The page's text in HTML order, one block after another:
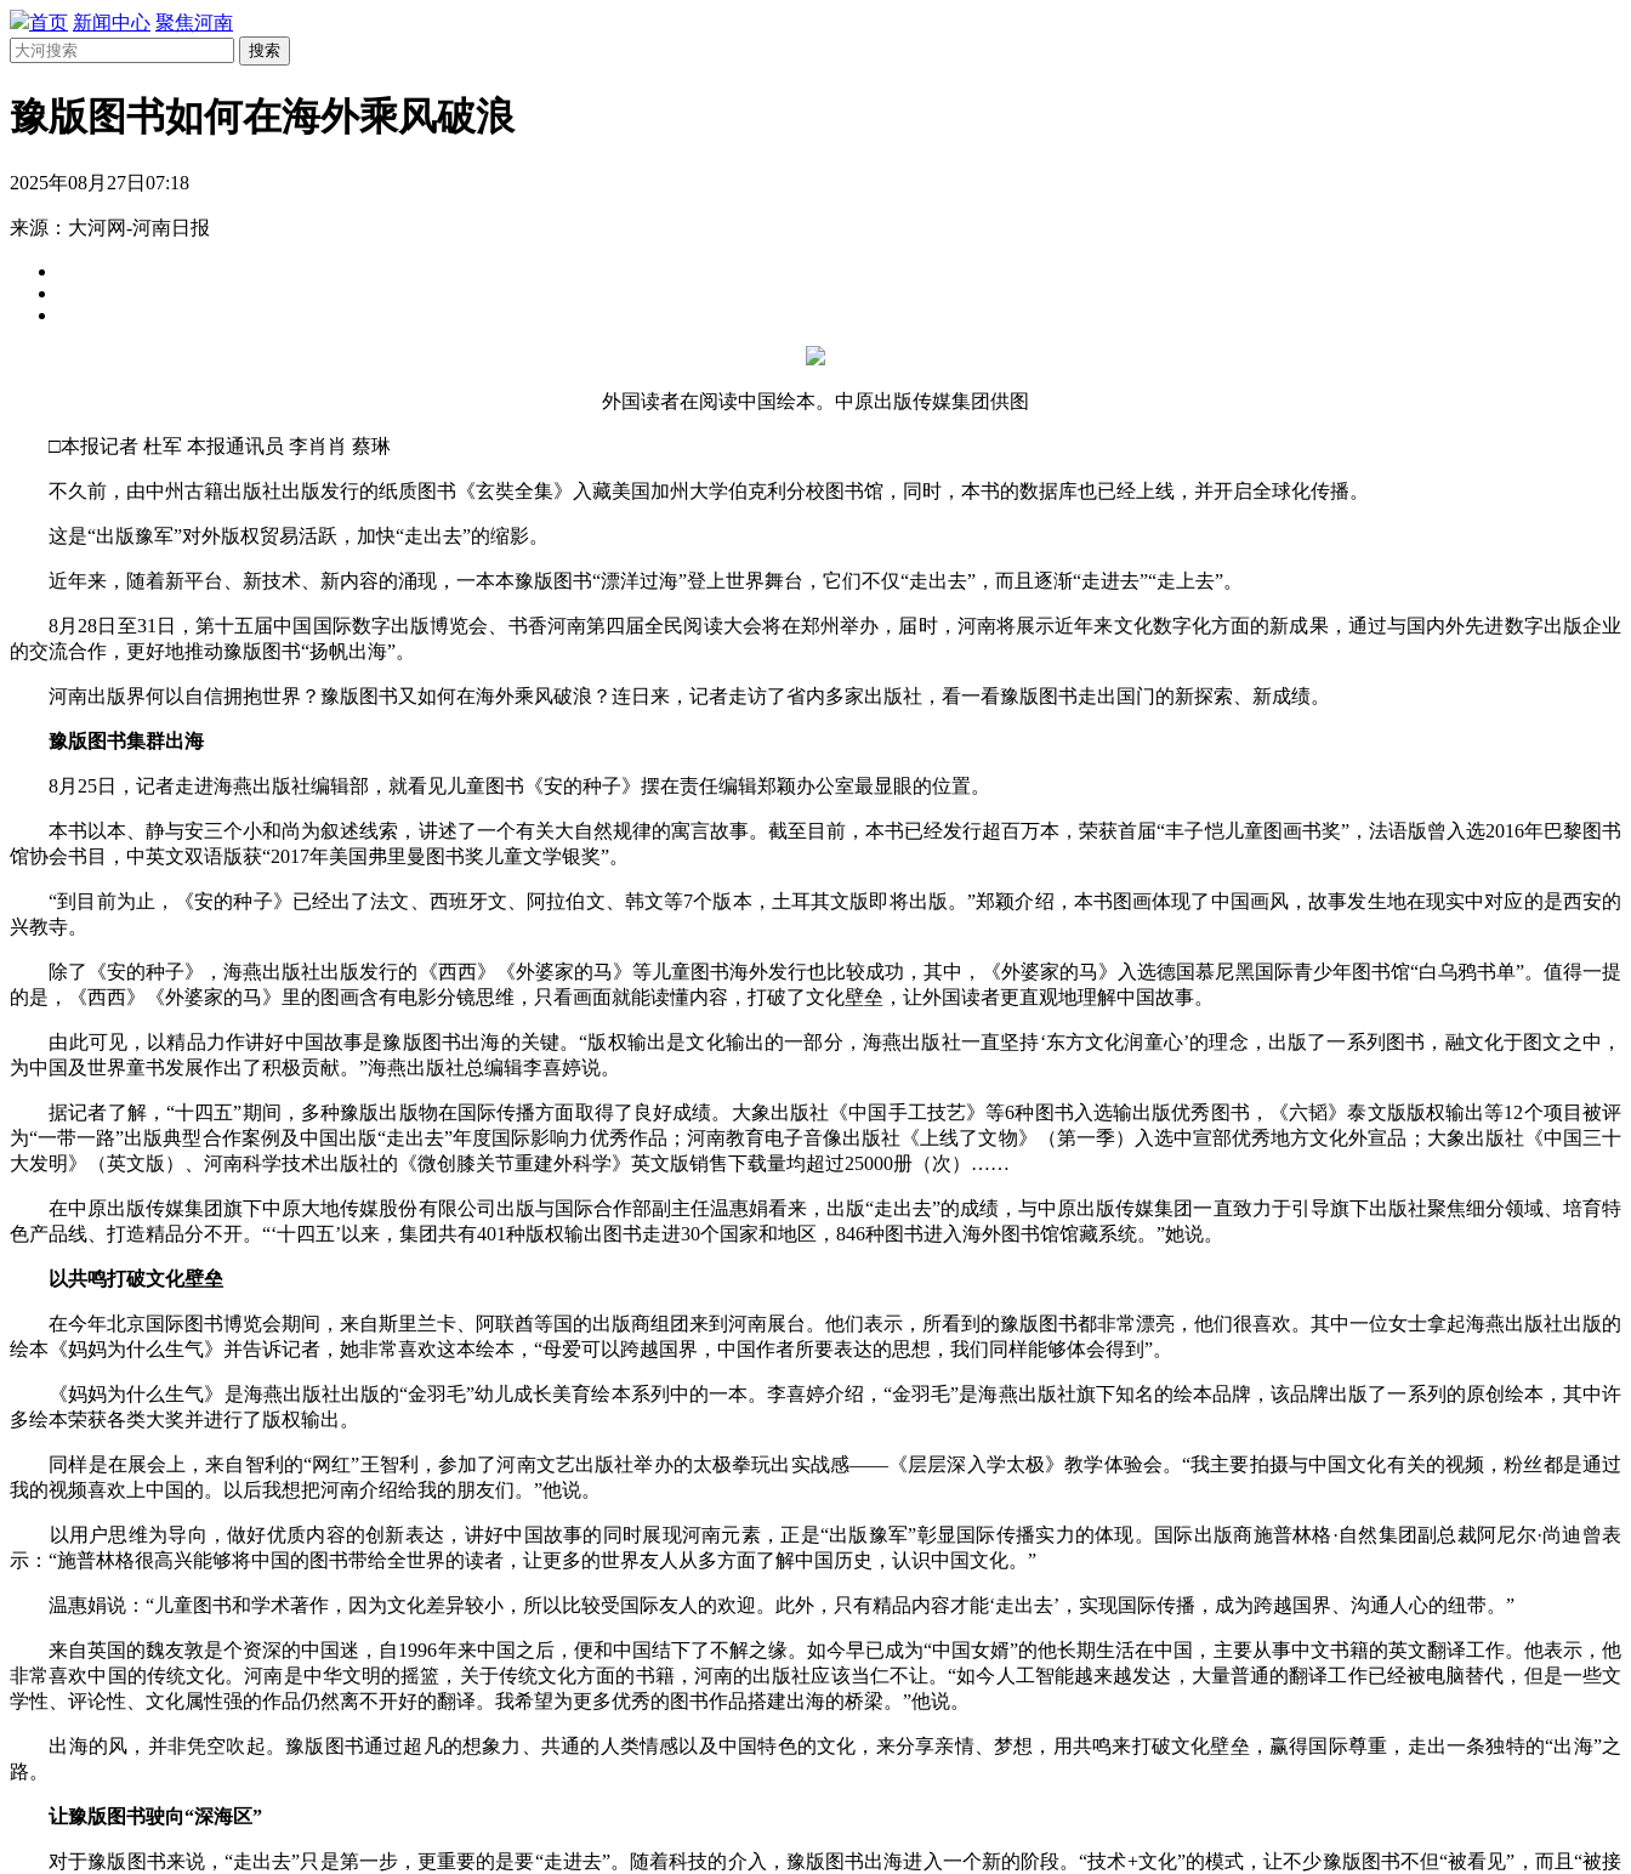
首页 新闻中心 聚焦河南
搜索
豫版图书如何在海外乘风破浪
2025年08月27日07:18
来源：大河网-河南日报
外国读者在阅读中国绘本。中原出版传媒集团供图
□本报记者 杜军 本报通讯员 李肖肖 蔡琳
不久前，由中州古籍出版社出版发行的纸质图书《玄奘全集》入藏美国加州大学伯克利分校图书馆，同时，本书的数据库也已经上线，并开启全球化传播。
这是“出版豫军”对外版权贸易活跃，加快“走出去”的缩影。
近年来，随着新平台、新技术、新内容的涌现，一本本豫版图书“漂洋过海”登上世界舞台，它们不仅“走出去”，而且逐渐“走进去”“走上去”。
8月28日至31日，第十五届中国国际数字出版博览会、书香河南第四届全民阅读大会将在郑州举办，届时，河南将展示近年来文化数字化方面的新成果，通过与国内外先进数字出版企业
的交流合作，更好地推动豫版图书“扬帆出海”。
河南出版界何以自信拥抱世界？豫版图书又如何在海外乘风破浪？连日来，记者走访了省内多家出版社，看一看豫版图书走出国门的新探索、新成绩。
豫版图书集群出海
8月25日，记者走进海燕出版社编辑部，就看见儿童图书《安的种子》摆在责任编辑郑颖办公室最显眼的位置。
本书以本、静与安三个小和尚为叙述线索，讲述了一个有关大自然规律的寓言故事。截至目前，本书已经发行超百万本，荣获首届“丰子恺儿童图画书奖”，法语版曾入选2016年巴黎图书
馆协会书目，中英文双语版获“2017年美国弗里曼图书奖儿童文学银奖”。
“到目前为止，《安的种子》已经出了法文、西班牙文、阿拉伯文、韩文等7个版本，土耳其文版即将出版。”郑颖介绍，本书图画体现了中国画风，故事发生地在现实中对应的是西安的
兴教寺。
除了《安的种子》，海燕出版社出版发行的《西西》《外婆家的马》等儿童图书海外发行也比较成功，其中，《外婆家的马》入选德国慕尼黑国际青少年图书馆“白乌鸦书单”。值得一提
的是，《西西》《外婆家的马》里的图画含有电影分镜思维，只看画面就能读懂内容，打破了文化壁垒，让外国读者更直观地理解中国故事。
由此可见，以精品力作讲好中国故事是豫版图书出海的关键。“版权输出是文化输出的一部分，海燕出版社一直坚持‘东方文化润童心’的理念，出版了一系列图书，融文化于图文之中，
为中国及世界童书发展作出了积极贡献。”海燕出版社总编辑李喜婷说。
据记者了解，“十四五”期间，多种豫版出版物在国际传播方面取得了良好成绩。大象出版社《中国手工技艺》等6种图书入选输出版优秀图书，《六韬》泰文版版权输出等12个项目被评
为“一带一路”出版典型合作案例及中国出版“走出去”年度国际影响力优秀作品；河南教育电子音像出版社《上线了文物》（第一季）入选中宣部优秀地方文化外宣品；大象出版社《中国三十
大发明》（英文版）、河南科学技术出版社的《微创膝关节重建外科学》英文版销售下载量均超过25000册（次）……
在中原出版传媒集团旗下中原大地传媒股份有限公司出版与国际合作部副主任温惠娟看来，出版“走出去”的成绩，与中原出版传媒集团一直致力于引导旗下出版社聚焦细分领域、培育特
色产品线、打造精品分不开。“‘十四五’以来，集团共有401种版权输出图书走进30个国家和地区，846种图书进入海外图书馆馆藏系统。”她说。
以共鸣打破文化壁垒
在今年北京国际图书博览会期间，来自斯里兰卡、阿联酋等国的出版商组团来到河南展台。他们表示，所看到的豫版图书都非常漂亮，他们很喜欢。其中一位女士拿起海燕出版社出版的
绘本《妈妈为什么生气》并告诉记者，她非常喜欢这本绘本，“母爱可以跨越国界，中国作者所要表达的思想，我们同样能够体会得到”。
《妈妈为什么生气》是海燕出版社出版的“金羽毛”幼儿成长美育绘本系列中的一本。李喜婷介绍，“金羽毛”是海燕出版社旗下知名的绘本品牌，该品牌出版了一系列的原创绘本，其中许
多绘本荣获各类大奖并进行了版权输出。
同样是在展会上，来自智利的“网红”王智利，参加了河南文艺出版社举办的太极拳玩出实战感——《层层深入学太极》教学体验会。“我主要拍摄与中国文化有关的视频，粉丝都是通过
我的视频喜欢上中国的。以后我想把河南介绍给我的朋友们。”他说。
以用户思维为导向，做好优质内容的创新表达，讲好中国故事的同时展现河南元素，正是“出版豫军”彰显国际传播实力的体现。国际出版商施普林格·自然集团副总裁阿尼尔·尚迪曾表
示：“施普林格很高兴能够将中国的图书带给全世界的读者，让更多的世界友人从多方面了解中国历史，认识中国文化。”
温惠娟说：“儿童图书和学术著作，因为文化差异较小，所以比较受国际友人的欢迎。此外，只有精品内容才能‘走出去’，实现国际传播，成为跨越国界、沟通人心的纽带。”
来自英国的魏友敦是个资深的中国迷，自1996年来中国之后，便和中国结下了不解之缘。如今早已成为“中国女婿”的他长期生活在中国，主要从事中文书籍的英文翻译工作。他表示，他
非常喜欢中国的传统文化。河南是中华文明的摇篮，关于传统文化方面的书籍，河南的出版社应该当仁不让。“如今人工智能越来越发达，大量普通的翻译工作已经被电脑替代，但是一些文
学性、评论性、文化属性强的作品仍然离不开好的翻译。我希望为更多优秀的图书作品搭建出海的桥梁。”他说。
出海的风，并非凭空吹起。豫版图书通过超凡的想象力、共通的人类情感以及中国特色的文化，来分享亲情、梦想，用共鸣来打破文化壁垒，赢得国际尊重，走出一条独特的“出海”之
路。
让豫版图书驶向“深海区”
对于豫版图书来说，“走出去”只是第一步，更重要的是要“走进去”。随着科技的介入，豫版图书出海进入一个新的阶段。“技术+文化”的模式，让不少豫版图书不但“被看见”，而且“被接